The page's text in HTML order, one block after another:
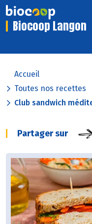
Biocoop Langon
Accueil
Toutes nos recettes
Club sandwich
Partager sur